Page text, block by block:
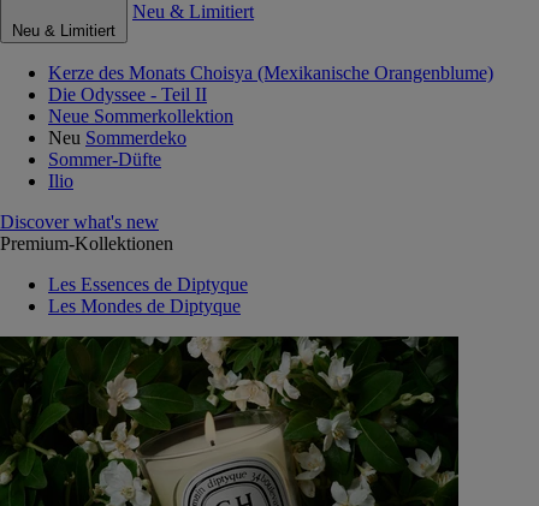
Neu & Limitiert
Neu & Limitiert
Kerze des Monats Choisya (Mexikanische Orangenblume)
Die Odyssee - Teil II
Neue Sommerkollektion
Neu Sommerdeko
Sommer-Düfte
Ilio
Discover what's new
Premium-Kollektionen
Les Essences de Diptyque
Les Mondes de Diptyque